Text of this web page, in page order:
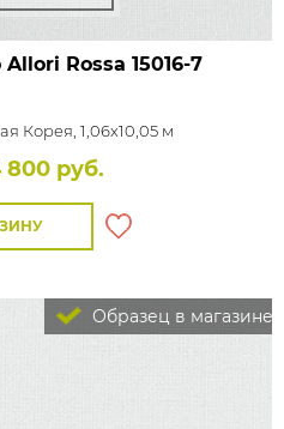
Rossa 15016-7
Корея, 1,06x10,05 м
800 руб.
Образец в магазине